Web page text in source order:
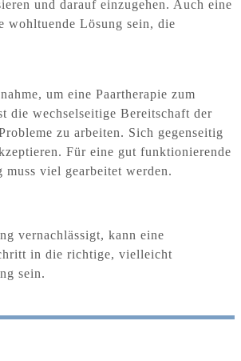
und darauf einzugehen. Auch eine
wohltuende Lösung sein, die
um eine Paartherapie zum
die wechselseitige Bereitschaft der
zu arbeiten. Sich gegenseitig
Für eine gut funktionierende
muss viel gearbeitet werden.
vernachlässigt, kann eine
in die richtige, vielleicht
sein.